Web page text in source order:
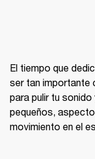
El tiempo que
ser tan importante
para pulir tu
pequeños,
movimiento en el